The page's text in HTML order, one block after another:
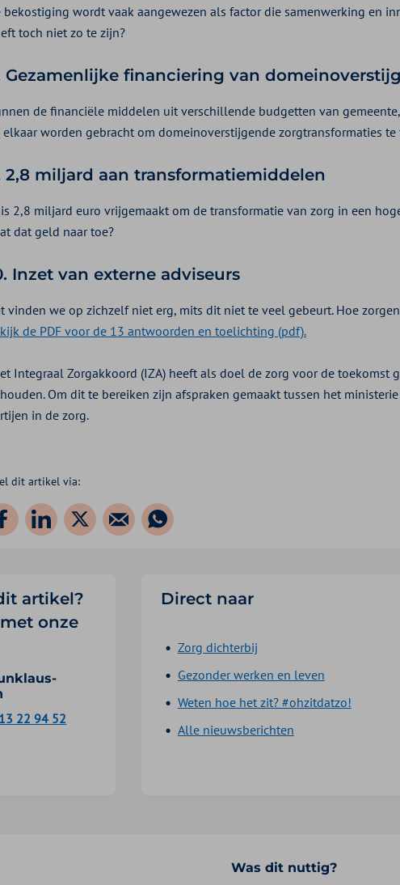
bekostiging wordt vaak aangewezen als factor die samenwerking en
toch niet zo te zijn?
Gezamenlijke financiering van
de financiële middelen uit verschillende budgetten van
elkaar worden gebracht om domeinoverstijgende zorgtransformaties te
2,8 miljard aan transformatiemiddelen
is 2,8 miljard euro vrijgemaakt om de transformatie van zorg in een
dat geld naar toe?
Inzet van externe adviseurs
vinden we op zichzelf niet erg, mits dit niet te veel gebeurt. Hoe
de PDF voor de 13 antwoorden en toelichting (pdf).
Integraal Zorgakkoord (IZA) heeft als doel de zorg voor de toekomst
Om dit te bereiken zijn afspraken gemaakt tussen het
in de zorg.
dit artikel via:
artikel?
onze
22 94 52
op: LinkedIn
een e-mail
Direct naar
Zorg dichterbij
Gezonder werken en leven
Weten hoe het zit? #ohzitdatzo!
Alle nieuwsberichten
Was dit nuttig?